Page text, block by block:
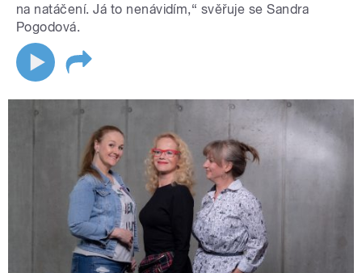
na natáčení. Já to nenávidím,“ svěřuje se Sandra
Pogodová.